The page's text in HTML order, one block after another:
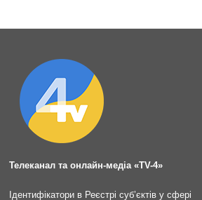
Телеканал та онлайн-медіа «TV-4»
Ідентифікатори в Реєстрі суб’єктів у сфері